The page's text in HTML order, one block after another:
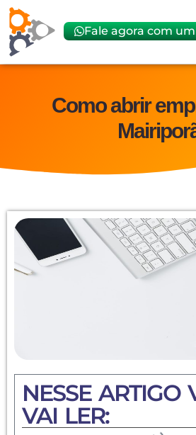
Fale agora com
Como abrir
NESSE ARTIGO
VAI LER: